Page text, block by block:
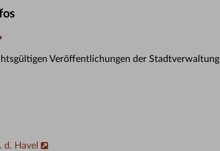
Veröffentlichungen der Stadtverwaltung
d. Havel